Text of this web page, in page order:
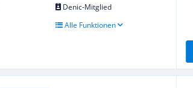
Denic-Mitglied
Alle Funktionen